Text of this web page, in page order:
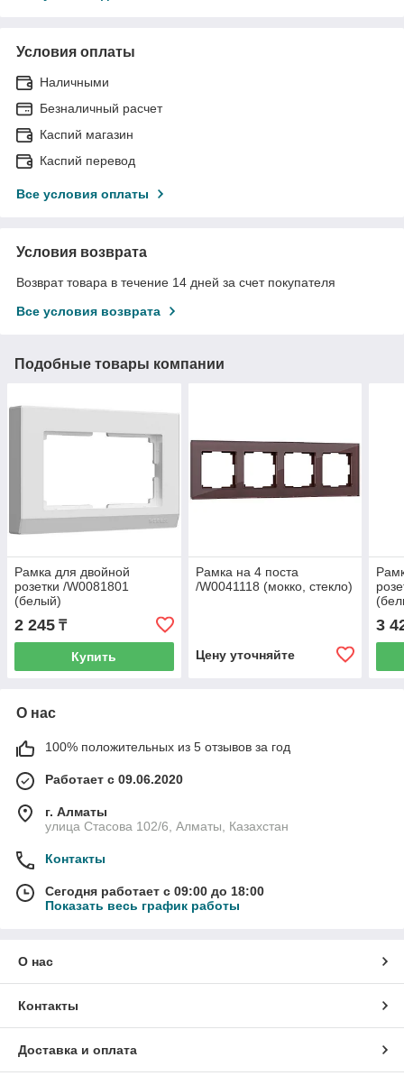
Условия оплаты
Наличными
Безналичный расчет
Каспий магазин
Каспий перевод
Все условия оплаты
Условия возврата
Возврат товара в течение 14 дней за счет покупателя
Все условия возврата
Подобные товары компании
Рамка для двойной
розетки /W0081801
(белый)
2 245 ₸
Купить
Рамка на 4 поста
/W0041118 (мокко, стекло)
Цену уточняйте
3
О нас
100% положительных из 5 отзывов за год
Работает с 09.06.2020
г. Алматы
улица Стасова 102/6, Алматы, Казахстан
Контакты
Сегодня работает с 09:00 до 18:00
Показать весь график работы
О нас
Контакты
Доставка и оплата